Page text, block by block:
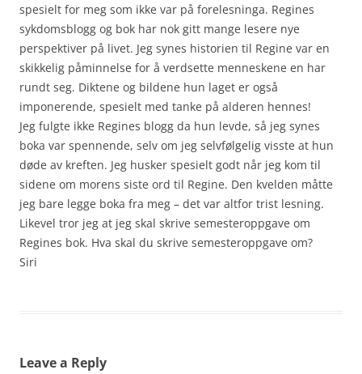
spesielt for meg som ikke var på forelesninga. Regines
sykdomsblogg og bok har nok gitt mange lesere nye
perspektiver på livet. Jeg synes historien til Regine var en
skikkelig påminnelse for å verdsette menneskene en har
rundt seg. Diktene og bildene hun laget er også
imponerende, spesielt med tanke på alderen hennes!
Jeg fulgte ikke Regines blogg da hun levde, så jeg synes
boka var spennende, selv om jeg selvfølgelig visste at hun
døde av kreften. Jeg husker spesielt godt når jeg kom til
sidene om morens siste ord til Regine. Den kvelden måtte
jeg bare legge boka fra meg – det var altfor trist lesning.
Likevel tror jeg at jeg skal skrive semesteroppgave om
Regines bok. Hva skal du skrive semesteroppgave om?
Siri
Leave a Reply